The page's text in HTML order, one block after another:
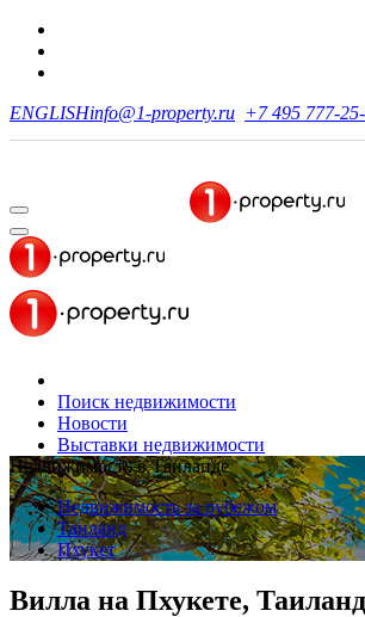
ENGLISHinfo@1-property.ru +7 495 777-
Поиск недвижимости
Новости
Выставки недвижимости
Недвижимость в Таиланде
Недвижимость за рубежом
Таиланд
Пхукет
Вилла на Пхукете, Таиланд